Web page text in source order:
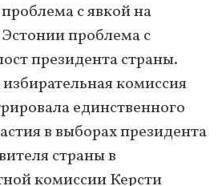
с явкой на
проблема с
президента страны.
комиссия
единственного
в выборах президента
страны в
комиссии Керсти